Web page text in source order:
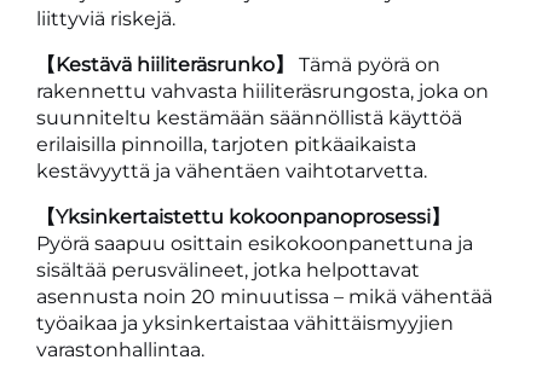
liittyviä riskejä.
【Kestävä hiiliteräsrunko】 Tämä pyörä on
rakennettu vahvasta hiiliteräsrungosta, joka on
suunniteltu kestämään säännöllistä käyttöä
erilaisilla pinnoilla, tarjoten pitkäaikaista
kestävyyttä ja vähentäen vaihtotarvetta.
【Yksinkertaistettu kokoonpanoprosessi】
Pyörä saapuu osittain esikokoonpanettuna ja
sisältää perusvälineet, jotka helpottavat
asennusta noin 20 minuutissa – mikä vähentää
työaikaa ja yksinkertaistaa vähittäismyyjien
varastonhallintaa.